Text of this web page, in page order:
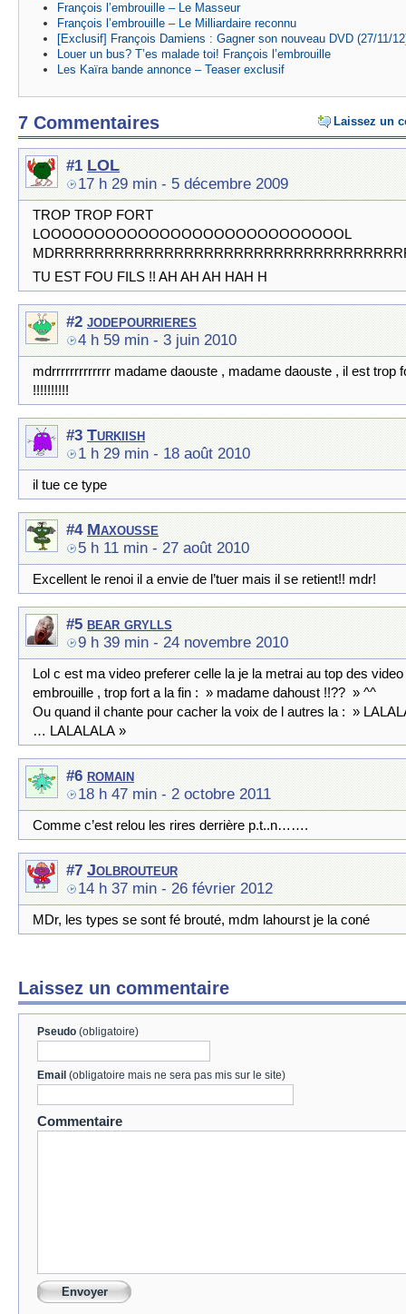
François l’embrouille – Le Masseur
François l’embrouille – Le Milliardaire reconnu
[Exclusif] François Damiens : Gagner son nouveau DVD (27/11/
Louer un bus? T’es malade toi! François l’embrouille
Les Kaïra bande annonce – Teaser exclusif
Laissez un
7 Commentaires
#1 LOL
17 h 29 min - 5 décembre 2009
TROP TROP FORT
LOOOOOOOOOOOOOOOOOOOOOOOOOOOOL
TU EST FOU FILS !! AH AH AH HAH H
#2 jodepourrieres
4 h 59 min - 3 juin 2010
mdrrrrrrrrrrrrr madame daouste , madame daouste , il est trop
!!!!!!!!!!
#3 Turkiish
1 h 29 min - 18 août 2010
il tue ce type
#4 Maxousse
5 h 11 min - 27 août 2010
Excellent le renoi il a envie de l’tuer mais il se retient!! mdr!
#5 bear grylls
9 h 39 min - 24 novembre 2010
Lol c est ma video preferer celle la je la metrai au top des video
embrouille , trop fort a la fin : » madame dahoust !!?? » ^^
Ou quand il chante pour cacher la voix de l autres la : »
… LALALALA »
#6 romain
18 h 47 min - 2 octobre 2011
Comme c’est relou les rires derrière p.t..n…….
#7 Jolbrouteur
14 h 37 min - 26 février 2012
MDr, les types se sont fé brouté, mdm lahourst je la coné
Laissez un commentaire
Pseudo (obligatoire)
Email (obligatoire mais ne sera pas mis sur le site)
Commentaire